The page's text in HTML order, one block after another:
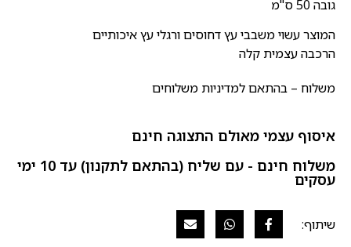
גובה 50 ס"מ
המוצר עשוי משבבי עץ דחוסים ורגלי עץ איכותיים
הרכבה עצמית קלה
משלוח – בהתאם למדיניות משלוחים
איסוף עצמי מאולם התצוגה חינם
משלוח חינם - עם שליח (בהתאם לתקנון) עד 10 ימי
עסקים